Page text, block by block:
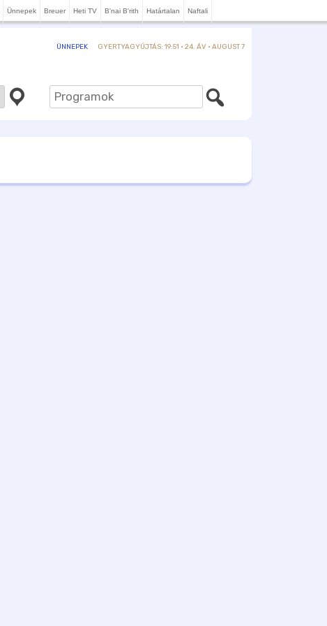
Ünnepek Breuer Heti TV B'nai B'rith Határtalan Naftali
ÜNNEPEK GYERTYAGYÚJTÁS: 19:51 · 24. ÁV · AUGUST 7